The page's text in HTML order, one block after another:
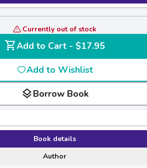
Currently out of stock
shopping_cart
Add to Cart - $17.95
Add to Wishlist
layersBorrow Book
Book details
Author